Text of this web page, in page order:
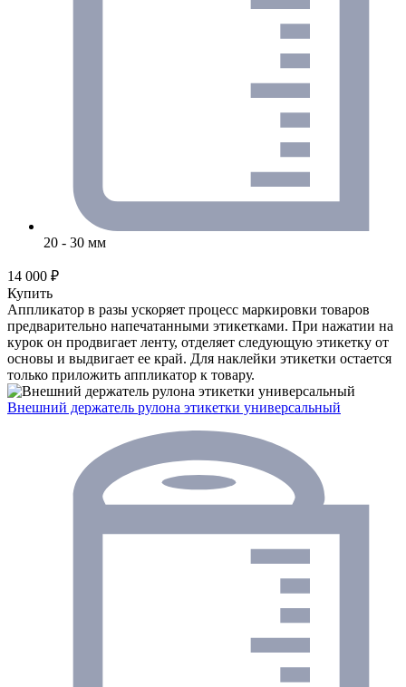
20 - 30 мм
14 000 ₽
Купить
Аппликатор в разы ускоряет процесс маркировки товаров
предварительно напечатанными этикетками. При нажатии на
курок он продвигает ленту, отделяет следующую этикетку от
основы и выдвигает ее край. Для наклейки этикетки остается
только приложить аппликатор к товару.
Внешний держатель рулона этикетки универсальный